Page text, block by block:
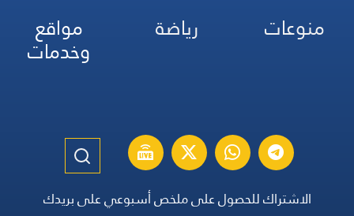
منوعات
رياضة مواقع
وخدمات
الاشتراك للحصول على ملخص أسبوعي على بريدك